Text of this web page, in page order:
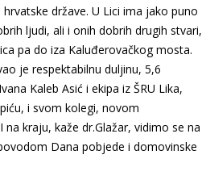
države. U Lici ima jako puno
ljudi, ali i onih dobrih drugih stvari,
pa do iza Kaluđerovačkog mosta.
je respektabilnu duljinu, 5,6
Kaleb Asić i ekipa iz ŠRU Lika,
i svom kolegi, novom
kraju, kaže dr.Glažar, vidimo se na
Dana pobjede i domovinske